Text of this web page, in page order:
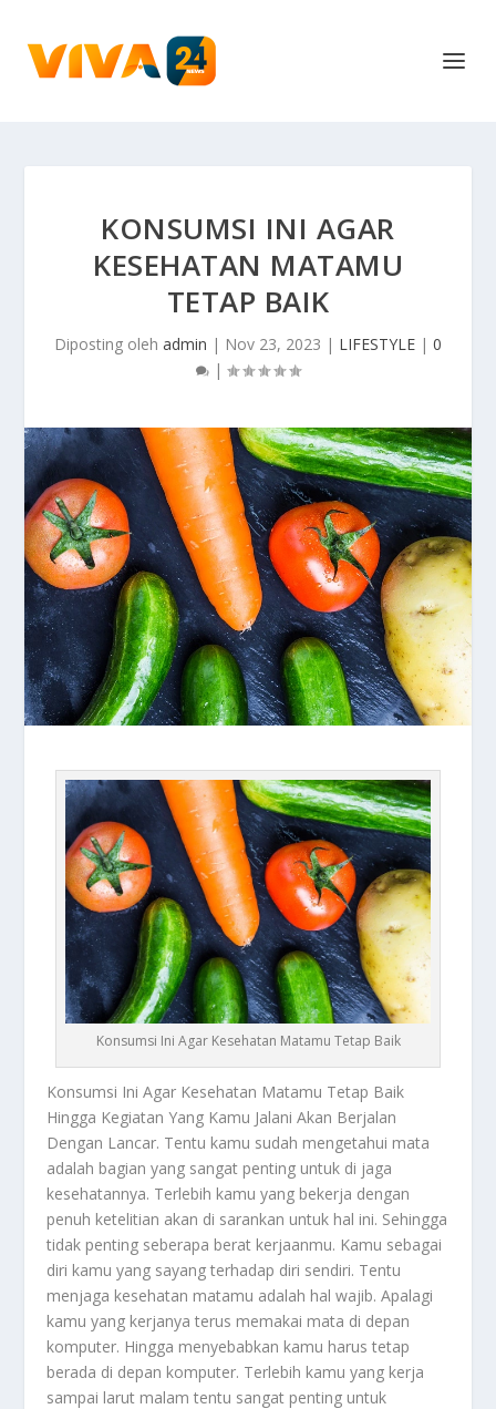
KONSUMSI INI AGAR
KESEHATAN MATAMU
TETAP BAIK
Diposting oleh admin | Nov 23, 2023 | LIFESTYLE | 0
|
Konsumsi Ini Agar Kesehatan Matamu Tetap Baik
Konsumsi Ini Agar Kesehatan Matamu Tetap Baik
Hingga Kegiatan Yang Kamu Jalani Akan Berjalan
Dengan Lancar. Tentu kamu sudah mengetahui mata
adalah bagian yang sangat penting untuk di jaga
kesehatannya. Terlebih kamu yang bekerja dengan
penuh ketelitian akan di sarankan untuk hal ini. Sehingga
tidak penting seberapa berat kerjaanmu. Kamu sebagai
diri kamu yang sayang terhadap diri sendiri. Tentu
menjaga kesehatan matamu adalah hal wajib. Apalagi
kamu yang kerjanya terus memakai mata di depan
komputer. Hingga menyebabkan kamu harus tetap
berada di depan komputer. Terlebih kamu yang kerja
sampai larut malam tentu sangat penting untuk